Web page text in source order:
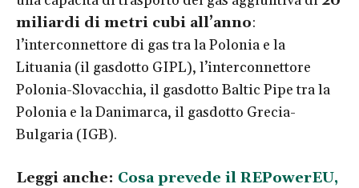
miliardi di metri cubi all’anno:
l’interconnettore di gas tra la Polonia e la
Lituania (il gasdotto GIPL), l’interconnettore
Polonia-Slovacchia, il gasdotto Baltic Pipe tra la
Polonia e la Danimarca, il gasdotto Grecia-
Bulgaria (IGB).
Leggi anche: Cosa prevede il REPowerEU,